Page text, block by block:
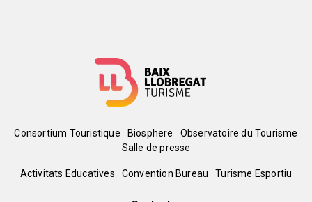
Menú
del
Consortium Touristique Biosphere
Observatoire du Tourisme
Salle de presse
Peu
Activitats Educatives Convention Bureau Turisme Esportiu